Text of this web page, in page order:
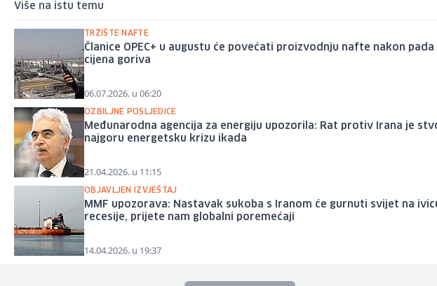
Više na istu temu
TRŽIŠTE NAFTE
Članice OPEC+ u augustu će povećati proizvodnju nafte nakon pada
cijena goriva
06.07.2026. u 06:20
OZBILJNE POSLJEDICE
Međunarodna agencija za energiju upozorila: Rat protiv Irana je
najgoru energetsku krizu ikada
21.04.2026. u 11:15
OBJAVLJEN IZVJEŠTAJ
MMF upozorava: Nastavak sukoba s Iranom će gurnuti svijet na
recesije, prijete nam globalni poremećaji
14.04.2026. u 19:37